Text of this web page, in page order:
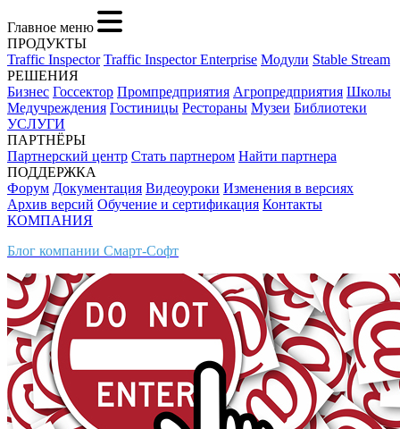
Главное меню
ПРОДУКТЫ
Traffic Inspector Traffic Inspector Enterprise Модули Stable Stream
РЕШЕНИЯ
Бизнес Госсектор Промпредприятия Агропредприятия Школы
Медучреждения Гостиницы Рестораны Музеи Библиотеки
УСЛУГИ
ПАРТНЁРЫ
Партнерский центр Стать партнером Найти партнера
ПОДДЕРЖКА
Форум Документация Видеоуроки Изменения в версиях
Архив версий Обучение и сертификация Контакты
КОМПАНИЯ
Блог компании Смарт-Софт